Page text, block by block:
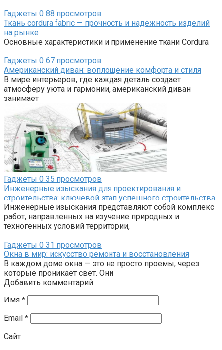
Гаджеты 0 88 просмотров
Ткань cordura fabric — прочность и надежность изделий
на рынке
Основные характеристики и применение ткани Cordura
Гаджеты 0 67 просмотров
Американский диван: воплощение комфорта и стиля
В мире интерьеров, где каждая деталь создает
атмосферу уюта и гармонии, американский диван
занимает
Гаджеты 0 35 просмотров
Инженерные изыскания для проектирования и
строительства: ключевой этап успешного строительства
Инженерные изыскания представляют собой комплекс
работ, направленных на изучение природных и
техногенных условий территории,
Гаджеты 0 31 просмотров
Окна в мир: искусство ремонта и восстановления
В каждом доме окна — это не просто проемы, через
которые проникает свет. Они
Добавить комментарий
Имя *
Email *
Сайт